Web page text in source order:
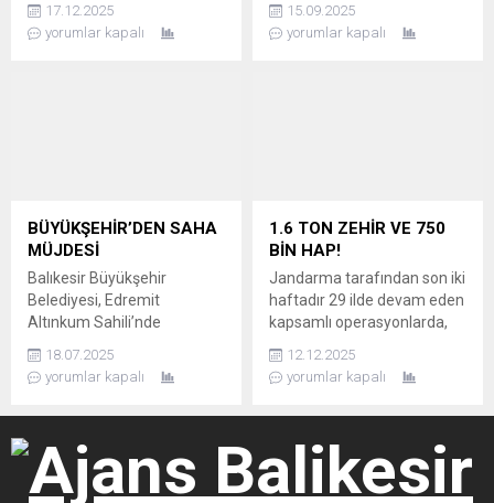
hastalanan yavrusunu
tedavi ettirmek için büyük
başlayan anne kedinin
durumunu anlayan
17.12.2025
yorumlar kapalı
büyümeden söndürüldü.
YOĞUN DUMAN VE PANİK
İtfaiye Daire Başkanlığı
ekipleri, yangına müdahale
15.09.2025
yorumlar kapalı
BÜYÜKŞEHİR’DEN SAHA
MÜJDESİ
Balıkesir Büyükşehir
Belediyesi, Edremit
Altınkum Sahili’nde
plaj voleybolu sahası
oluşturdu; gençler ve
BAŞKAN AKIN’DAN
SPORSEVERLERE MÜJDE
Balıkesir Büyükşehir
18.07.2025
yorumlar kapalı
1.6 TON ZEHİR VE 750
BİN HAP!
Jandarma tarafından son iki
haftadır 29 ilde devam eden
kapsamlı operasyonlarda,
verecek miktarda
uyuşturucu ele geçirildi.
birlikte 750 bin 238 adet
uyuşturucu hap ele
geçirilerek piyasaya
12.12.2025
yorumlar kapalı